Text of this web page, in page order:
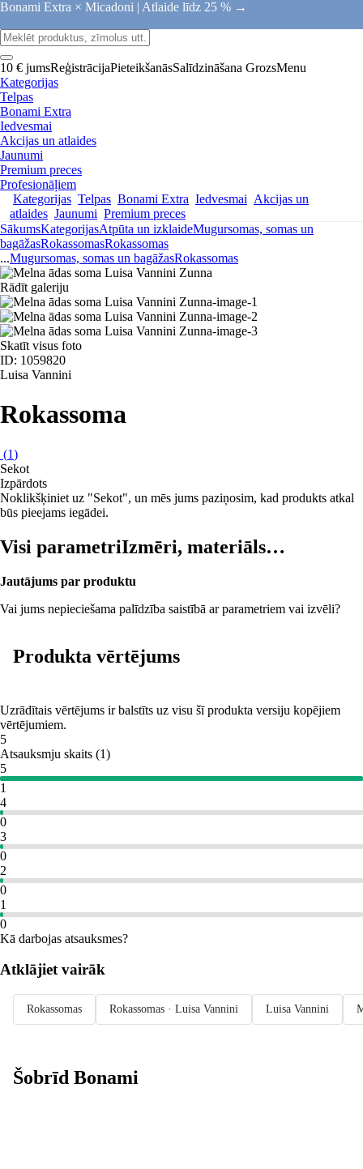
Bonami Extra × Micadoni | Atlaide līdz 25 % →
10 € jumsReģistrācijaPieteikšanāsSalīdzināšana GrozsMenu
Kategorijas
Telpas
Bonami Extra
Iedvesmai
Akcijas un atlaides
Jaunumi
Premium preces
Profesionāļiem
Kategorijas Telpas Bonami Extra Iedvesmai Akcijas un
atlaides Jaunumi Premium preces
SākumsKategorijasAtpūta un izklaideMugursomas, somas un
bagāžasRokassomasRokassomas
...Mugursomas, somas un bagāžasRokassomas
Rādīt galeriju
Skatīt visus foto
ID: 1059820
Luisa Vannini
Rokassoma
(1)
Sekot
Izpārdots
Noklikšķiniet uz "Sekot", un mēs jums paziņosim, kad produkts atkal
būs pieejams iegādei.
Visi parametriIzmēri, materiāls…
Jautājums par produktu
Vai jums nepieciešama palīdzība saistībā ar parametriem vai izvēli?
Produkta vērtējums
Uzrādītais vērtējums ir balstīts uz visu šī produkta versiju kopējiem
vērtējumiem.
5
Atsauksmju skaits (1)
5
1
4
0
3
0
2
0
1
0
Kā darbojas atsauksmes?
Atklājiet vairāk
Rokassomas Rokassomas · Luisa Vannini Luisa Vannini
Šobrīd Bonami